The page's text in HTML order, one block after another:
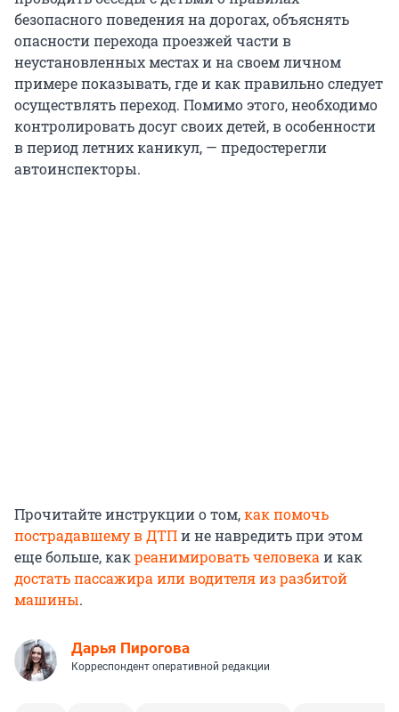
безопасного поведения на дорогах, объяснять
опасности перехода проезжей части в
неустановленных местах и на своем личном
примере показывать, где и как правильно следует
осуществлять переход. Помимо этого, необходимо
контролировать досуг своих детей, в особенности
в период летних каникул, — предостерегли
автоинспекторы.
Прочитайте инструкции о том,как помочь
пострадавшему в ДТПи не навредить при этом
еще больше, какреанимировать человека и как
достать пассажира или водителя из разбитой
машины.
Дарья Пирогова
Корреспондент оперативной редакции